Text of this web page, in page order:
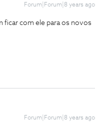
Forum|Forum|8 years ago
ficar com ele para os novos
Forum|Forum|8 years ago